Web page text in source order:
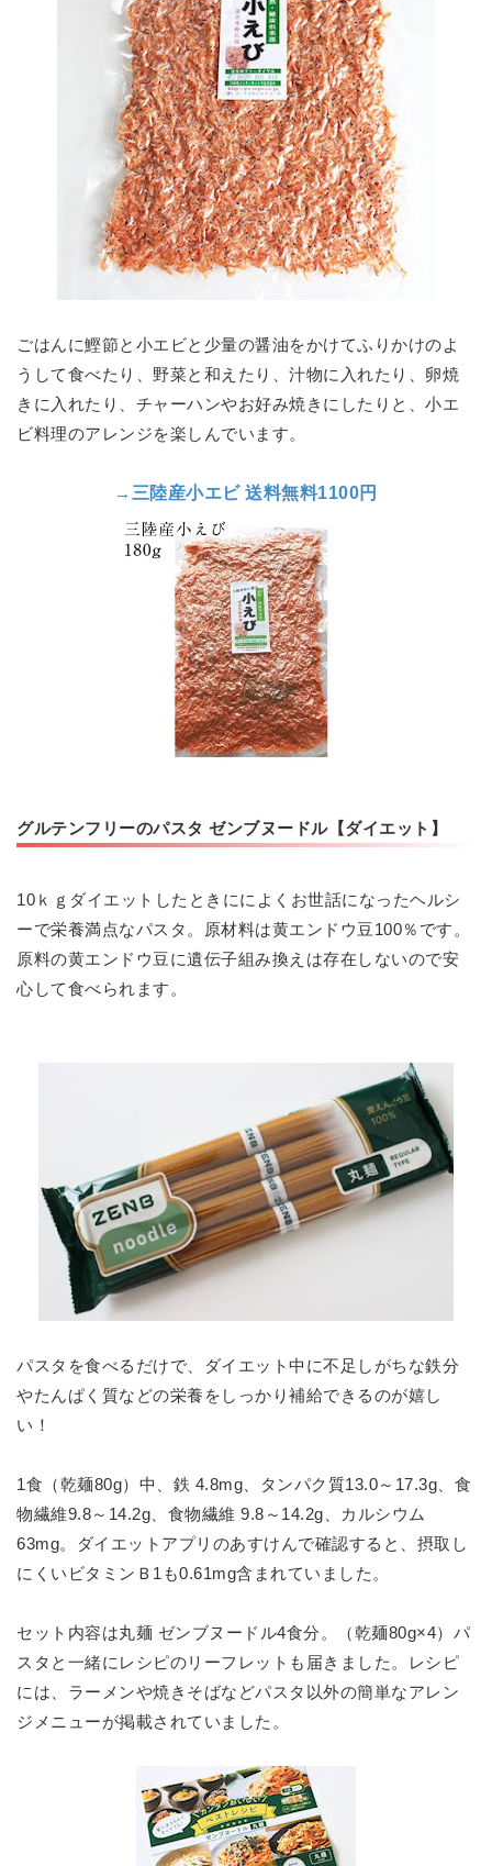
ごはんに鰹節と小エビと少量の醤油をかけてふりかけのよ
うして食べたり、野菜と和えたり、汁物に入れたり、卵焼
きに入れたり、チャーハンやお好み焼きにしたりと、小エ
ビ料理のアレンジを楽しんでいます。
→ 三陸産小エビ 送料無料1100円
グルテンフリーのパスタ ゼンブヌードル【ダイエット】
10ｋｇダイエットしたときにによくお世話になったヘルシ
ーで栄養満点なパスタ。原材料は黄エンドウ豆100％です。
原料の黄エンドウ豆に遺伝子組み換えは存在しないので安
心して食べられます。
パスタを食べるだけで、ダイエット中に不足しがちな鉄分
やたんぱく質などの栄養をしっかり補給できるのが嬉し
い！
1食（乾麺80g）中、 鉄 4.8mg、
タンパク質13.0～17.3g、食
物繊維9.8～14.2g、食物繊維 9.8～14.2g、カルシウム
63mg。ダイエットアプリのあすけんで確認すると、摂取し
にくいビタミンＢ1も0.61mg含まれていました。
セット内容は丸麺 ゼンブヌードル4食分。（乾麺80g×4） パ
スタと一緒にレシピのリーフレットも届きました。レシピ
には、ラーメンや焼きそばなどパスタ以外の簡単なアレン
ジメニューが掲載されていました。